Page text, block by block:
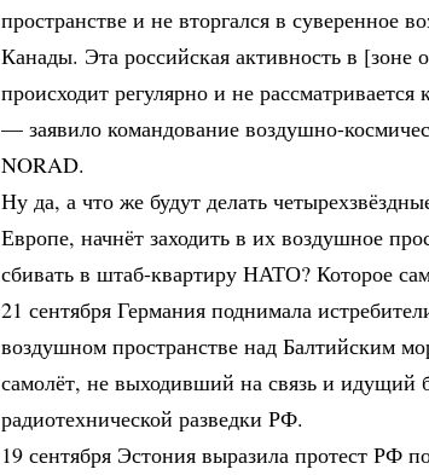
пространстве и не вторгался в
Канады. Эта российская активность в
происходит регулярно и не рассматривается
— заявило командование воздушно-
NORAD.
Ну да, а что же будут делать
Европе, начнёт заходить в их воздушное
сбивать в штаб-квартиру НАТО? Которое
21 сентября Германия поднимала
воздушном пространстве над Балтийским
самолёт, не выходивший на связь и
радиотехнической разведки РФ.
19 сентября Эстония выразила протест РФ